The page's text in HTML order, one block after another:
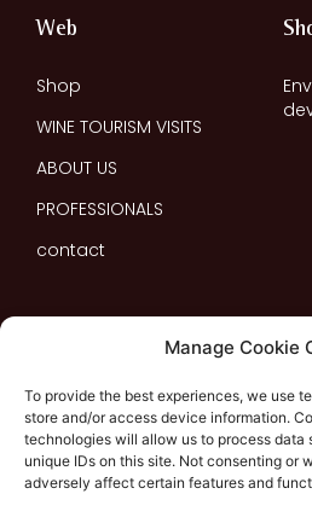
Manage Cookie
To provide the best experiences, we use
store and/or access device information.
technologies will allow us to process data
unique IDs on this site. Not consenting or
adversely affect certain features and
Web
Shop
WINE TOURISM VISITS
ABOUT US
PROFESSIONALS
contact
With the